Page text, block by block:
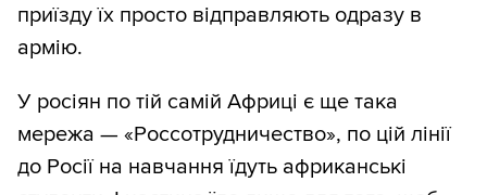
приїзду їх просто відправляють одразу в
армію.
У росіян по тій самій Африці є ще така
мережа — «Россотрудничество», по цій лінії
до Росії на навчання їдуть африканські